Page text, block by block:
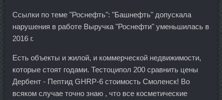
Ссылки по теме "Роснефть": "Башнефть" допускала
нарушения в работе Выручка "Роснефти" уменьшилась в
2016 г.
Есть объекты и жилой, и коммерческой недвижимости,
которые стоят годами. Тестоципол 200 сравнить цены
Дербент - Пептид GHRP-6 стоимость Смоленск! Во
всяком случае точно знаю , что все косметические